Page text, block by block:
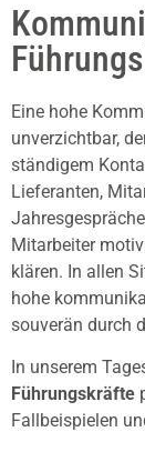
Eine hohe
unverzichtbar,
ständigem
Lieferanten,
Mitarbeiter
klären. In allen
hohe
souverän durch
In unserem
Führungskräfte
Fallbeispielen